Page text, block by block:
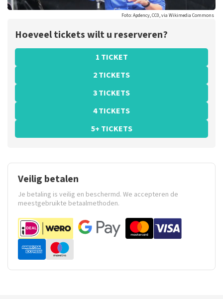
Foto: Apdency, CC0, via Wikimedia Commons
Hoeveel tickets wilt u reserveren?
1 TICKET
2 TICKETS
3 TICKETS
4 TICKETS
5+ TICKETS
Veilig betalen
Je betaling is veilig en beschermd. We accepteren de
meestgebruikte betaalmethoden.